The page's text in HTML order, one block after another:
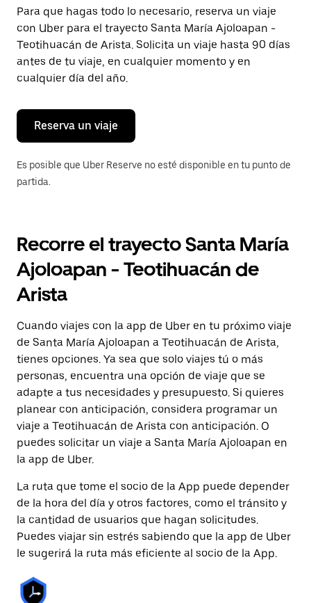
Presiona
la
tecla Esc
para
cerrar
el
calendario.
Para que hagas todo lo necesario, reserva un viaje
con Uber para el trayecto Santa María Ajoloapan -
Teotihuacán de Arista. Solicita un viaje hasta 90 días
antes de tu viaje, en cualquier momento y en
cualquier día del año.
Reserva un viaje
Es posible que Uber Reserve no esté disponible en tu punto de
partida.
Recorre el trayecto Santa María
Ajoloapan - Teotihuacán de
Arista
Cuando viajes con la app de Uber en tu próximo viaje
de Santa María Ajoloapan a Teotihuacán de Arista,
tienes opciones. Ya sea que solo viajes tú o más
personas, encuentra una opción de viaje que se
adapte a tus necesidades y presupuesto. Si quieres
planear con anticipación, considera programar un
viaje a Teotihuacán de Arista con anticipación. O
puedes solicitar un viaje a Santa María Ajoloapan en
la app de Uber.
La ruta que tome el socio de la App puede depender
de la hora del día y otros factores, como el tránsito y
la cantidad de usuarios que hagan solicitudes.
Puedes viajar sin estrés sabiendo que la app de Uber
le sugerirá la ruta más eficiente al socio de la App.